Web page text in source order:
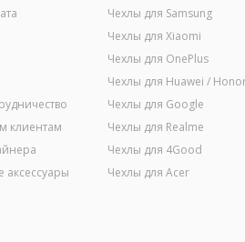
клиентам
аксессуары
Чехлы для Samsung
Чехлы для Xiaomi
Чехлы для OnePlus
Чехлы для Huawei /
Чехлы для Google
Чехлы для Realme
Чехлы для 4Good
Чехлы для Acer